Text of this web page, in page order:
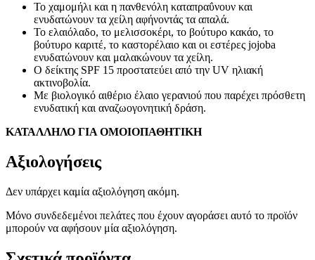
Το χαμομήλι και η πανθενόλη καταπραΰνουν και
ενυδατώνουν τα χείλη αφήνοντάς τα απαλά.
Το ελαιόλαδο, το μελισσοκέρι, το βούτυρο κακάο, το
βούτυρο καριτέ, το καστορέλαιο και οι εστέρες jojoba
ενυδατώνουν και μαλακώνουν τα χείλη.
Ο δείκτης SPF 15 προστατεύει από την UV ηλιακή
ακτινοβολία.
Με βιολογικό αιθέριο έλαιο γερανιού που παρέχει πρόσθετη
ενυδατική και αναζωογονητική δράση.
ΚΑΤΑΛΛΗΛΟ ΓΙΑ ΟΜΟΙΟΠΑΘΗΤΙΚΗ
Αξιολογήσεις
Δεν υπάρχει καμία αξιολόγηση ακόμη.
Μόνο συνδεδεμένοι πελάτες που έχουν αγοράσει αυτό το προϊόν
μπορούν να αφήσουν μία αξιολόγηση.